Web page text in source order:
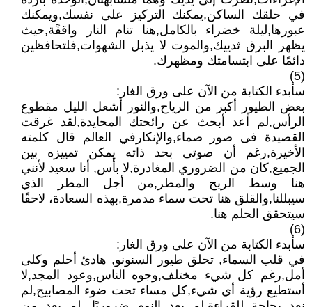
في حلقك الساكن,يمكنك التركيز على نفسك,ويمكنك
عبورها,ليلة خضراء بالكامل,هنا تنام النار واقفًة,حيث
يظهر البرق ثدييك,والموت لا يذبل الشهوات,فلتحافظين
دائمًا على ابتسامتك ومظهرك.
(5)
سأبدء الكتابة من الآن على ورق الغار:
بعض الطيور أكبر من الرياح,والنور أشعل الليل مقطوع
الرأس,لم أعد أبحث عن رائحتك المحايدة,لقد غرقت
القصيدة فى صور صماء,والإنكارفي العالم قال كلمته
الأخيرة,رغم أن صوتى بحد ذاته يمكن تمييزه بين
الجميع,كان من الضروري المغادرة,لا بأس, أنا سعيد لأنني
هنا وسط الريح والمطر,من أجل المطر الذي
سيبللنا,والقلق هنا تحت سماء مدمرة,بهذه السعادة، لاحقًا
سيتحقق الحلم هنا.
(6)
سأبدء الكتابة من الآن على ورق الغار:
في قلب السماء, تحلق طيور السنونو, هادئ أحلم وكلى
أمل,رغم كل شيء مختلف,وجوه الناس,وعود المجد,لا
أستطيع رؤية أي شيء,كل مساء تحت ضوء المصابيح,لم